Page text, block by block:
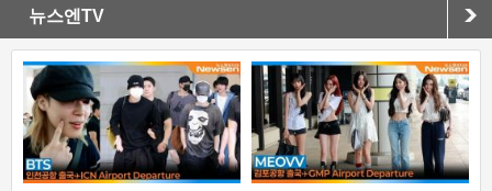
뉴스엔TV